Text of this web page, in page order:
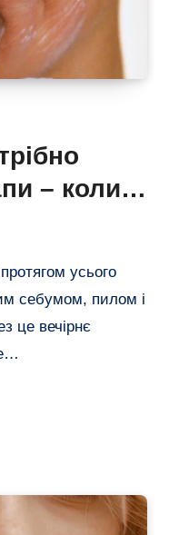
– коли
усього
себумом, пилом і
це вечірнє